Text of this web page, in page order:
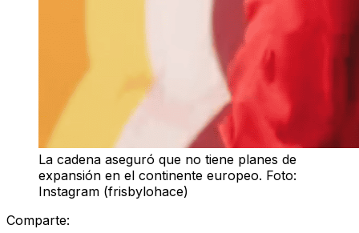
La cadena aseguró que no tiene planes de
expansión en el continente europeo. Foto:
Instagram (frisbylohace)
Comparte: